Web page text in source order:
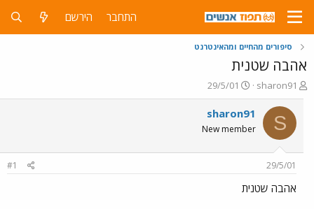
התחבר הירשם
סיפורים מהחיים ומהאינטרנט
אהבה שטנית
פ
ו
ת
ח
ה
ש
א
sharon91
פ
ו
ר
ם
29/5/01
S
sharon91
New member
29/5/01
#1
אהבה שטנית